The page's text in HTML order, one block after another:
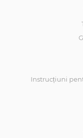
Instrucțiuni